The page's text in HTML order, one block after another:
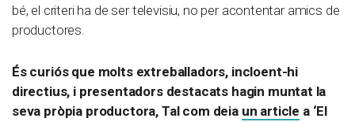
bé, el criteri ha de ser televisiu, no per acontentar amics de
productores.
És curiós que molts extreballadors, incloent-hi
directius, i presentadors destacats hagin muntat la
seva pròpia productora, Tal com deia un article a ‘El